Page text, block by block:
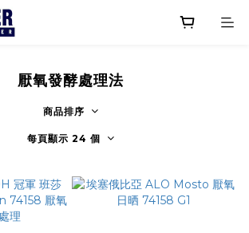
厭氧發酵處理法
商品排序
每頁顯示 24 個